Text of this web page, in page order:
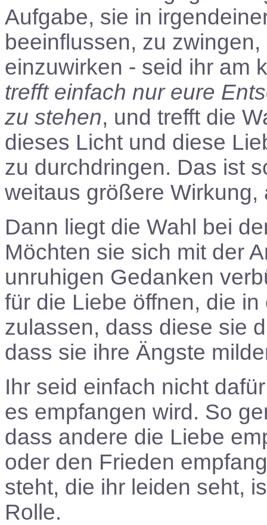
Aufgabe, sie in
beeinflussen, zu
einzuwirken - seid ihr am
trefft einfach nur eure
zu stehen, und trefft die
dieses Licht und diese
zu durchdringen. Das ist
weitaus größere
Dann liegt die Wahl bei
Möchten sie sich mit der
unruhigen Gedanken
für die Liebe öffnen, die
zulassen, dass diese sie
dass sie ihre Ängste
Ihr seid einfach nicht
es empfangen wird. So
dass andere die Liebe
oder den Frieden
steht, die ihr leiden seht,
Rolle.